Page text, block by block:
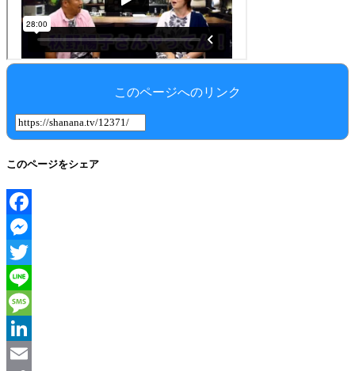
このページへのリンク
このページをシェア
Facebook
Messenger
Twitter
Line
Message
LinkedIn